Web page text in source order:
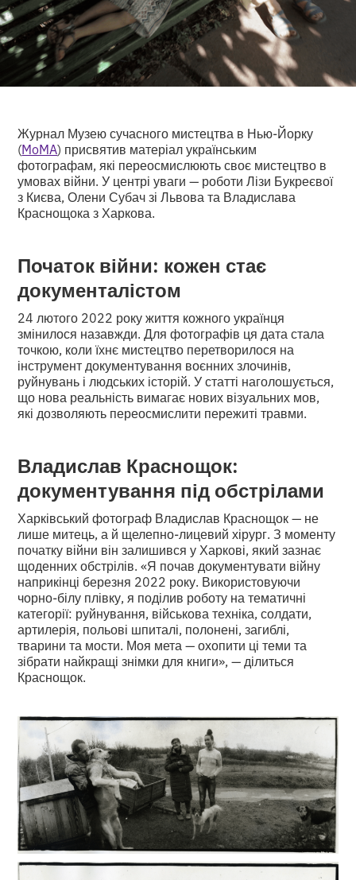
Журнал Музею сучасного мистецтва в Нью-Йорку
(MoMA) присвятив матеріал українським
фотографам, які переосмислюють своє мистецтво в
умовах війни. У центрі уваги — роботи Лізи Букреєвої
з Києва, Олени Субач зі Львова та Владислава
Краснощока з Харкова.
Початок війни: кожен стає
документалістом
24 лютого 2022 року життя кожного українця
змінилося назавжди. Для фотографів ця дата стала
точкою, коли їхнє мистецтво перетворилося на
інструмент документування воєнних злочинів,
руйнувань і людських історій. У статті наголошується,
що нова реальність вимагає нових візуальних мов,
які дозволяють переосмислити пережиті травми.
Владислав Краснощок:
документування під обстрілами
Харківський фотограф Владислав Краснощок — не
лише митець, а й щелепно-лицевий хірург. З моменту
початку війни він залишився у Харкові, який зазнає
щоденних обстрілів. «Я почав документувати війну
наприкінці березня 2022 року. Використовуючи
чорно-білу плівку, я поділив роботу на тематичні
категорії: руйнування, військова техніка, солдати,
артилерія, польові шпиталі, полонені, загиблі,
тварини та мости. Моя мета — охопити ці теми та
зібрати найкращі знімки для книги», — ділиться
Краснощок.